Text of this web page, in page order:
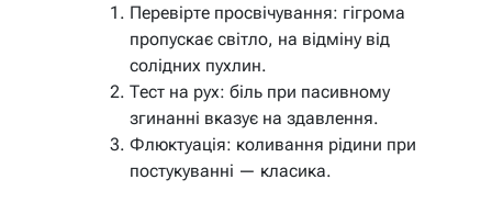
Перевірте просвічування: гігрома
пропускає світло, на відміну від
солідних пухлин.
Тест на рух: біль при пасивному
згинанні вказує на здавлення.
Флюктуація: коливання рідини при
постукуванні — класика.